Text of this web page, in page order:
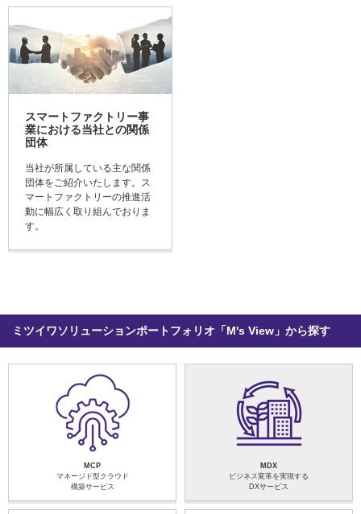
スマートファクトリー事
業における当社との関係
団体
当社が所属している主な関係
団体をご紹介いたします。ス
マートファクトリーの推進活
動に幅広く取り組んでおりま
す。
ミツイワソリューションポートフォリオ「M's View」から探す
MCP
マネージド型クラウド
構築サービス
MDX
ビジネス変革を実現する
DXサービス